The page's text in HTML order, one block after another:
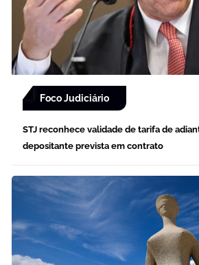
Foco Judiciário
STJ reconhece validade de tarifa de
depositante prevista em contrato